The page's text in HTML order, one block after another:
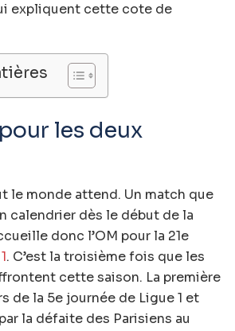
expliquent cette cote de
les deux
le monde attend. Un match que
calendrier dès le début de la
donc l’OM pour la 21e
. C’est la troisième fois que les
cette saison. La première
de la 5e journée de Ligue 1 et
la défaite des Parisiens au